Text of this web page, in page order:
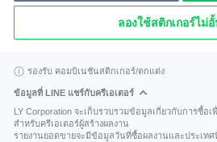
ลองใช้สติกเกอร์ไม่
รองรับ คอมบิเนชันสติกเกอร์/ตกแต่ง
ข้อมูลที่ LINE แชร์กับครีเอเตอร์
LY Corporation จะเก็บรวบรวมข้อมูลเกี่ยวกับการซื้อ
สำหรับครีเอเตอร์ผู้สร้างผลงาน
รายงานยอดขายจะมีข้อมูลวันที่ซื้อผลงานและประเท